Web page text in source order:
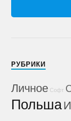
РУБРИКИ
Личное Софт
Польша